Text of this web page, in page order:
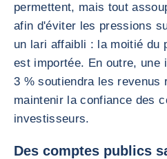
permettent, mais tout
afin d'éviter les pressions
un lari affaibli : la moitié du
est importée. En outre, une
3 % soutiendra les revenus
maintenir la confiance des
investisseurs.
Des comptes publics